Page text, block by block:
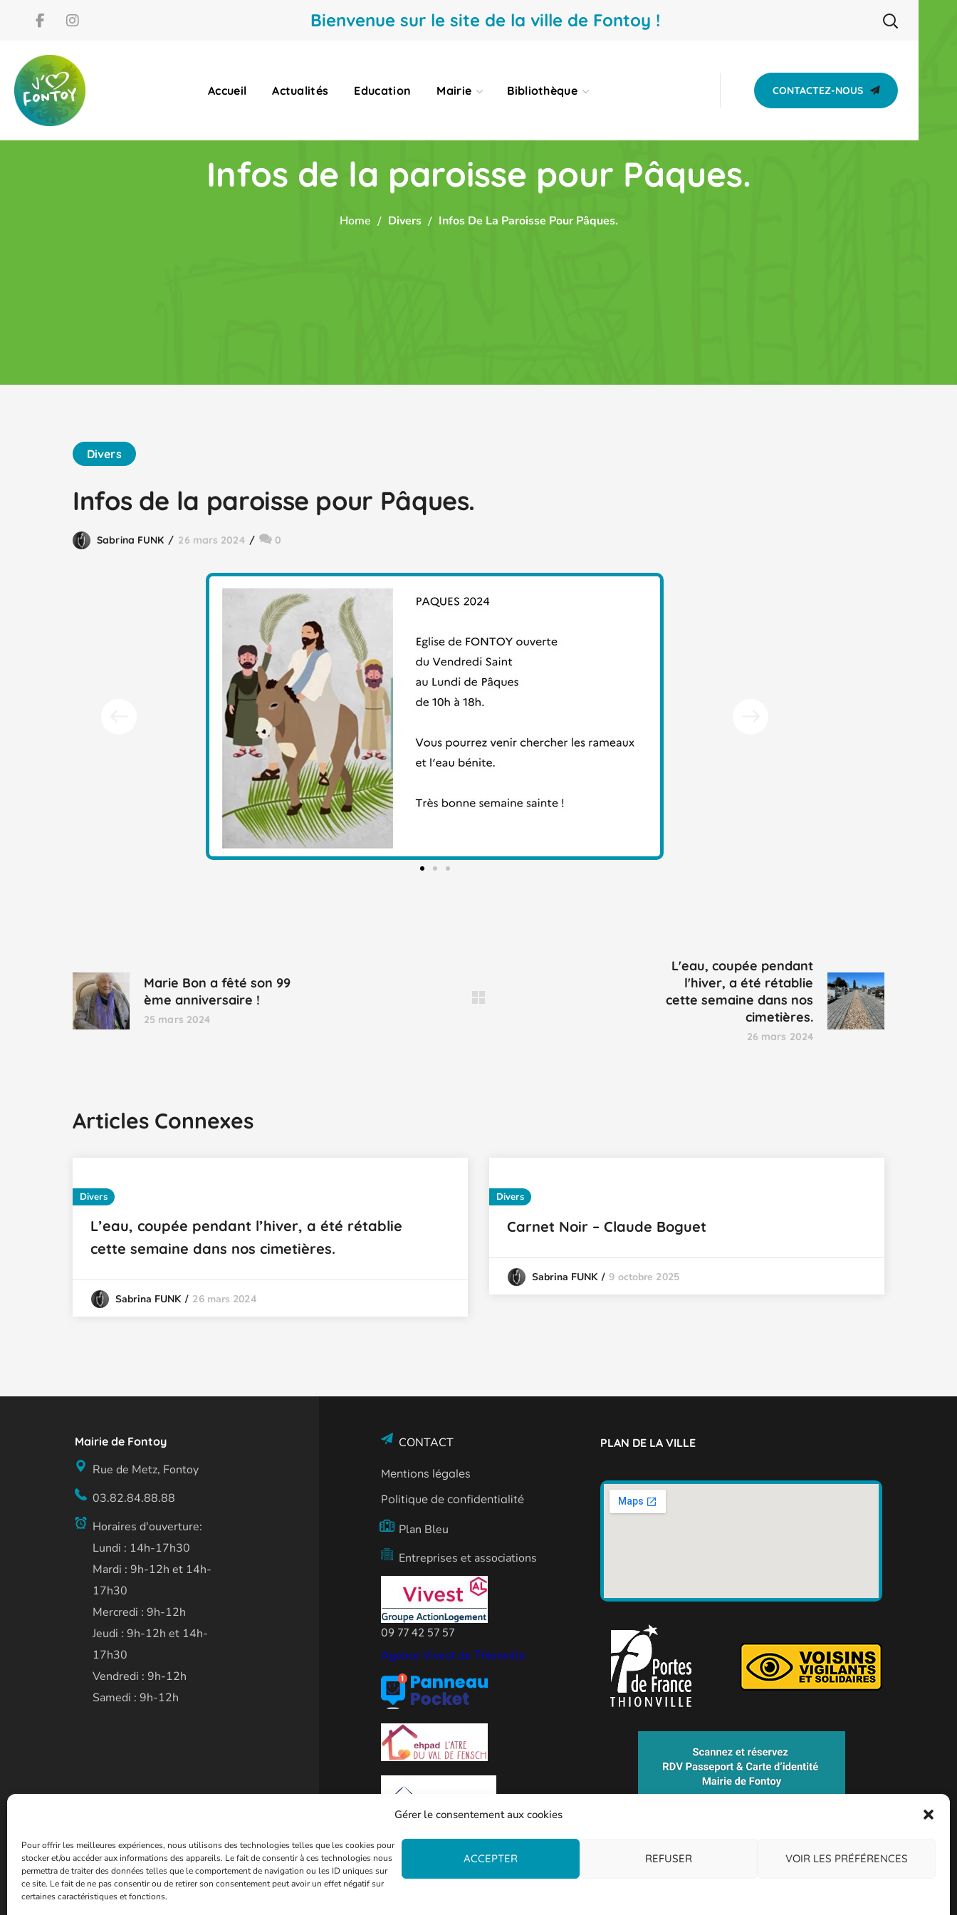
Gérer le consentement aux cookies
Pour offrir les meilleures expériences, nous utilisons des technologies telles que les cookies pour
stocker et/ou accéder aux informations des appareils. Le fait de consentir à ces technologies nous
permettra de traiter des données telles que le comportement de navigation ou les ID uniques sur
ce site. Le fait de ne pas consentir ou de retirer son consentement peut avoir un effet négatif sur
certaines caractéristiques et fonctions.
ACCEPTER REFUSER VOIR LES PRÉFÉRENCES
Bienvenue sur le site de la ville de Fontoy !
Accueil Actualités Education Mairie Bibliothèque CONTACTEZ-NOUS
Infos de la paroisse pour Pâques.
Home Divers Infos De La Paroisse Pour Pâques.
Divers
Infos de la paroisse pour Pâques.
Sabrina FUNK 26 mars 2024 0
Marie Bon a fêté son 99
ème anniversaire !
25 mars 2024
L'eau, coupée pendant
l'hiver, a été rétablie
cette semaine dans nos
cimetières.
26 mars 2024
Articles Connexes
Divers
L’eau, coupée pendant l’hiver, a été rétablie
cette semaine dans nos cimetières.
Sabrina FUNK 26 mars 2024
Divers
Carnet Noir – Claude Boguet
Sabrina FUNK 9 octobre 2025
Mairie de Fontoy
Rue de Metz, Fontoy
03.82.84.88.88
Horaires d'ouverture:
Lundi : 14h-17h30
Mardi : 9h-12h et 14h-
17h30
Mercredi : 9h-12h
Jeudi : 9h-12h et 14h-
17h30
Vendredi : 9h-12h
Samedi : 9h-12h
CONTACT
Mentions légales
Politique de confidentialité
Plan Bleu
Entreprises et associations
09 77 42 57 57
Agence Vivest de Thionville
PLAN DE LA VILLE